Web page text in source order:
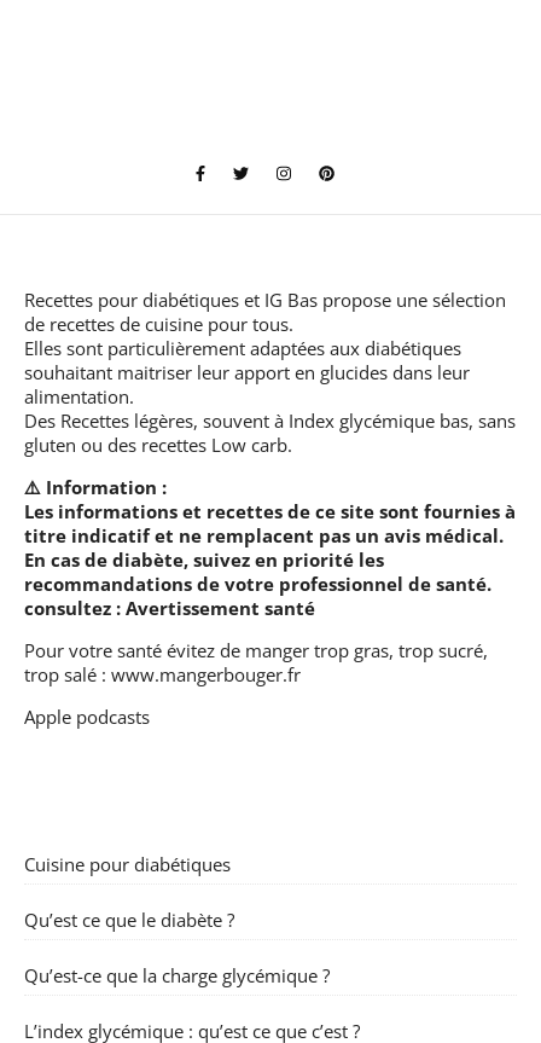
Recettes pour diabétiques et IG Bas propose une sélection
de recettes de cuisine pour tous.
Elles sont particulièrement adaptées aux diabétiques
souhaitant maitriser leur apport en glucides dans leur
alimentation.
Des Recettes légères, souvent à Index glycémique bas, sans
gluten ou des recettes Low carb.
⚠️ Information :
Les informations et recettes de ce site sont fournies à
titre indicatif et ne remplacent pas un avis médical.
En cas de diabète, suivez en priorité les
recommandations de votre professionnel de santé.
consultez : Avertissement santé
Pour votre santé évitez de manger trop gras, trop sucré,
trop salé : www.mangerbouger.fr
Apple podcasts
Cuisine pour diabétiques
Qu’est ce que le diabète ?
Qu’est-ce que la charge glycémique ?
L’index glycémique : qu’est ce que c’est ?